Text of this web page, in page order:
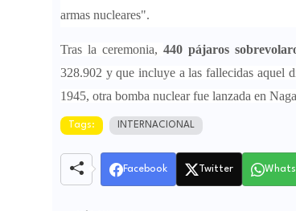
armas nucleares".
Tras la ceremonia, 440 pájaros
328.902 y que incluye a las fallecidas aquel
1945, otra bomba nuclear fue lanzada en
Tags: INTERNACIONAL
Facebook Twitter